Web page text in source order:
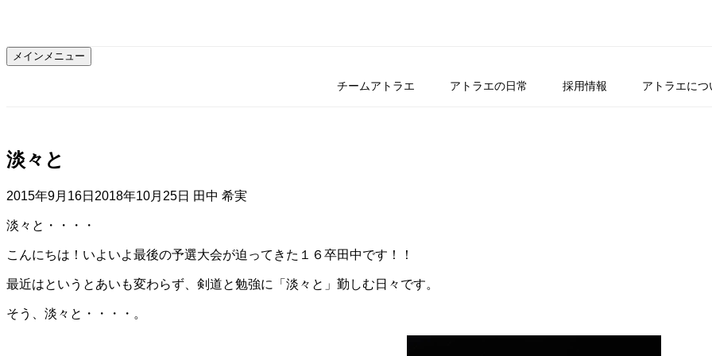
テ
ン
ッ
プ
メインメニュー
チームアトラエ アトラエの日常 採用情報 アトラエにつ
淡々と
2015年9月16日 2018年10月25日 田中 希実
淡々と・・・・
こんにちは！いよいよ最後の予選大会が迫ってきた１６卒田中です！！
最近はというとあいも変わらず、剣道と勉強に「淡々と」勤しむ日々です。
そう、淡々と・・・・。